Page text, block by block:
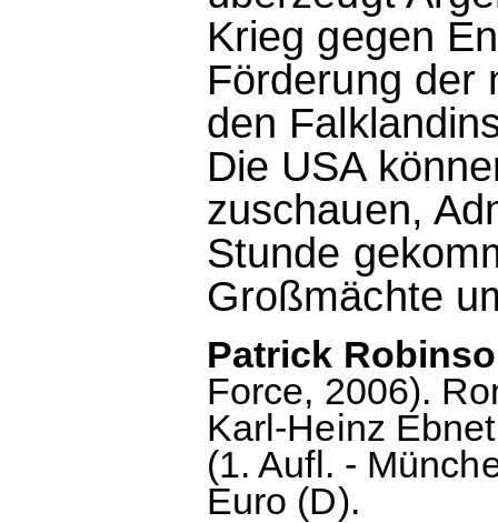
Krieg gegen
Förderung der
den
Die USA
zuschauen,
Stunde
Großmächte
Patrick
Force, 2006).
Karl-Heinz
(1. Aufl. -
Euro (D).